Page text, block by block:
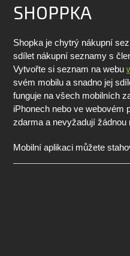
SHOPPKA
Shopka je chytrý nákupní
sdílet nákupní seznamy s
Vytvořte si seznam na webu
svém mobilu a snadno jej
funguje na všech mobilních
iPhonech nebo ve webovém
zdarma a nevyžadují žádnou
Mobilní aplikaci můžete